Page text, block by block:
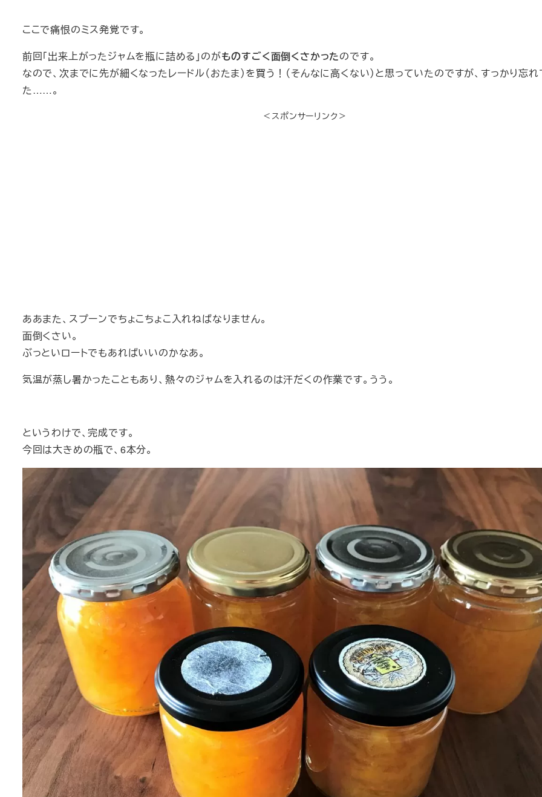
ここで痛恨のミス発覚です。
前回「出来上がったジャムを瓶に詰める」のがものすごく面倒くさかったのです。
なので、次までに先が細くなったレードル（おたま）を買う！（そんなに高くない）と思っていたのですが、すっかり忘
た……。
＜スポンサーリンク＞
ああまた、スプーンでちょこちょこ入れねばなりません。
面倒くさい。
ぶっといロートでもあればいいのかなあ。
気温が蒸し暑かったこともあり、熱々のジャムを入れるのは汗だくの作業です。うう。
というわけで、完成です。
今回は大きめの瓶で、6本分。